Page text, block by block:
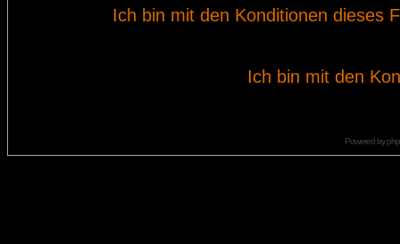
Ich bin mit den Konditionen dieses
Ich bin mit den
Powered by